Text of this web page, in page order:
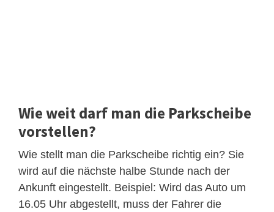
Wie weit darf man die Parkscheibe
vorstellen?
Wie stellt man die Parkscheibe richtig ein? Sie
wird auf die nächste halbe Stunde nach der
Ankunft eingestellt. Beispiel: Wird das Auto um
16.05 Uhr abgestellt, muss der Fahrer die